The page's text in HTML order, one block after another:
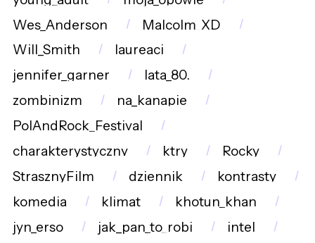
Wes_Anderson
Malcolm_XD
Will_Smith
laureaci
jennifer_garner
lata_80.
zombinizm
na_kanapie
PolAndRock_Festival
charakterystyczny
ktry
Rocky
StrasznyFilm
dziennik
kontrasty
komedia
klimat
khotun_khan
jyn_erso
jak_pan_to_robi
intel